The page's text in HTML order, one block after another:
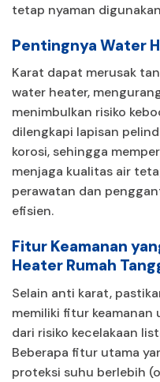
tetap nyaman
Pentingnya Water
Karat dapat merusak
water heater,
menimbulkan risiko
dilengkapi lapisan
korosi, sehingga
menjaga kualitas air
perawatan dan
efisien.
Fitur Keamanan
Heater Rumah
Selain anti karat,
memiliki fitur
dari risiko kecelakaan
Beberapa fitur utama
proteksi suhu berlebih